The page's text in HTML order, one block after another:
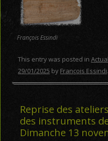
François Essindi
This entry was posted in
29/01/2025 by François Essindi.
Reprise des
des instruments
Dimanche 13